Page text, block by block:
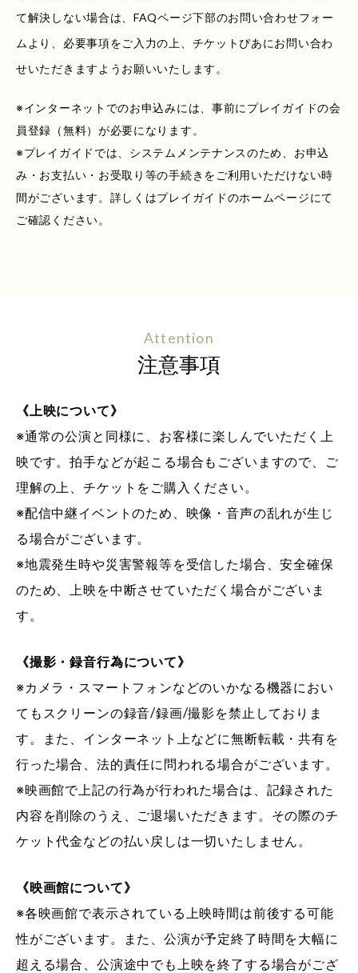
て解決しない場合は、FAQページ下部のお問い合わせフォー
ムより、必要事項をご入力の上、チケットぴあにお問い合わ
せいただきますようお願いいたします。
※インターネットでのお申込みには、事前にプレイガイドの会
員登録（無料）が必要になります。
※プレイガイドでは、システムメンテナンスのため、お申込
み・お支払い・お受取り等の手続きをご利用いただけない時
間がございます。詳しくはプレイガイドのホームページにて
ご確認ください。
Attention
注意事項
《上映について》
※通常の公演と同様に、お客様に楽しんでいただく上
映です。拍手などが起こる場合もございますので、ご
理解の上、チケットをご購入ください。
※配信中継イベントのため、映像・音声の乱れが生じ
る場合がございます。
※地震発生時や災害警報等を受信した場合、安全確保
のため、上映を中断させていただく場合がございま
す。
《撮影・録音行為について》
※カメラ・スマートフォンなどのいかなる機器におい
てもスクリーンの録音/録画/撮影を禁止しておりま
す。また、インターネット上などに無断転載・共有を
行った場合、法的責任に問われる場合がございます。
※映画館で上記の行為が行われた場合は、記録された
内容を削除のうえ、ご退場いただきます。その際のチ
ケット代金などの払い戻しは一切いたしません。
《映画館について》
※各映画館で表示されている上映時間は前後する可能
性がございます。また、公演が予定終了時間を大幅に
超える場合、公演途中でも上映を終了する場合がござ